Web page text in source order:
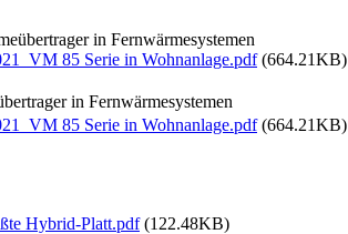
in Fernwärmesystemen
85 Serie in Wohnanlage.pdf(664.21KB)
in Fernwärmesystemen
85 Serie in Wohnanlage.pdf(664.21KB)
Hybrid-Platt.pdf(122.48KB)